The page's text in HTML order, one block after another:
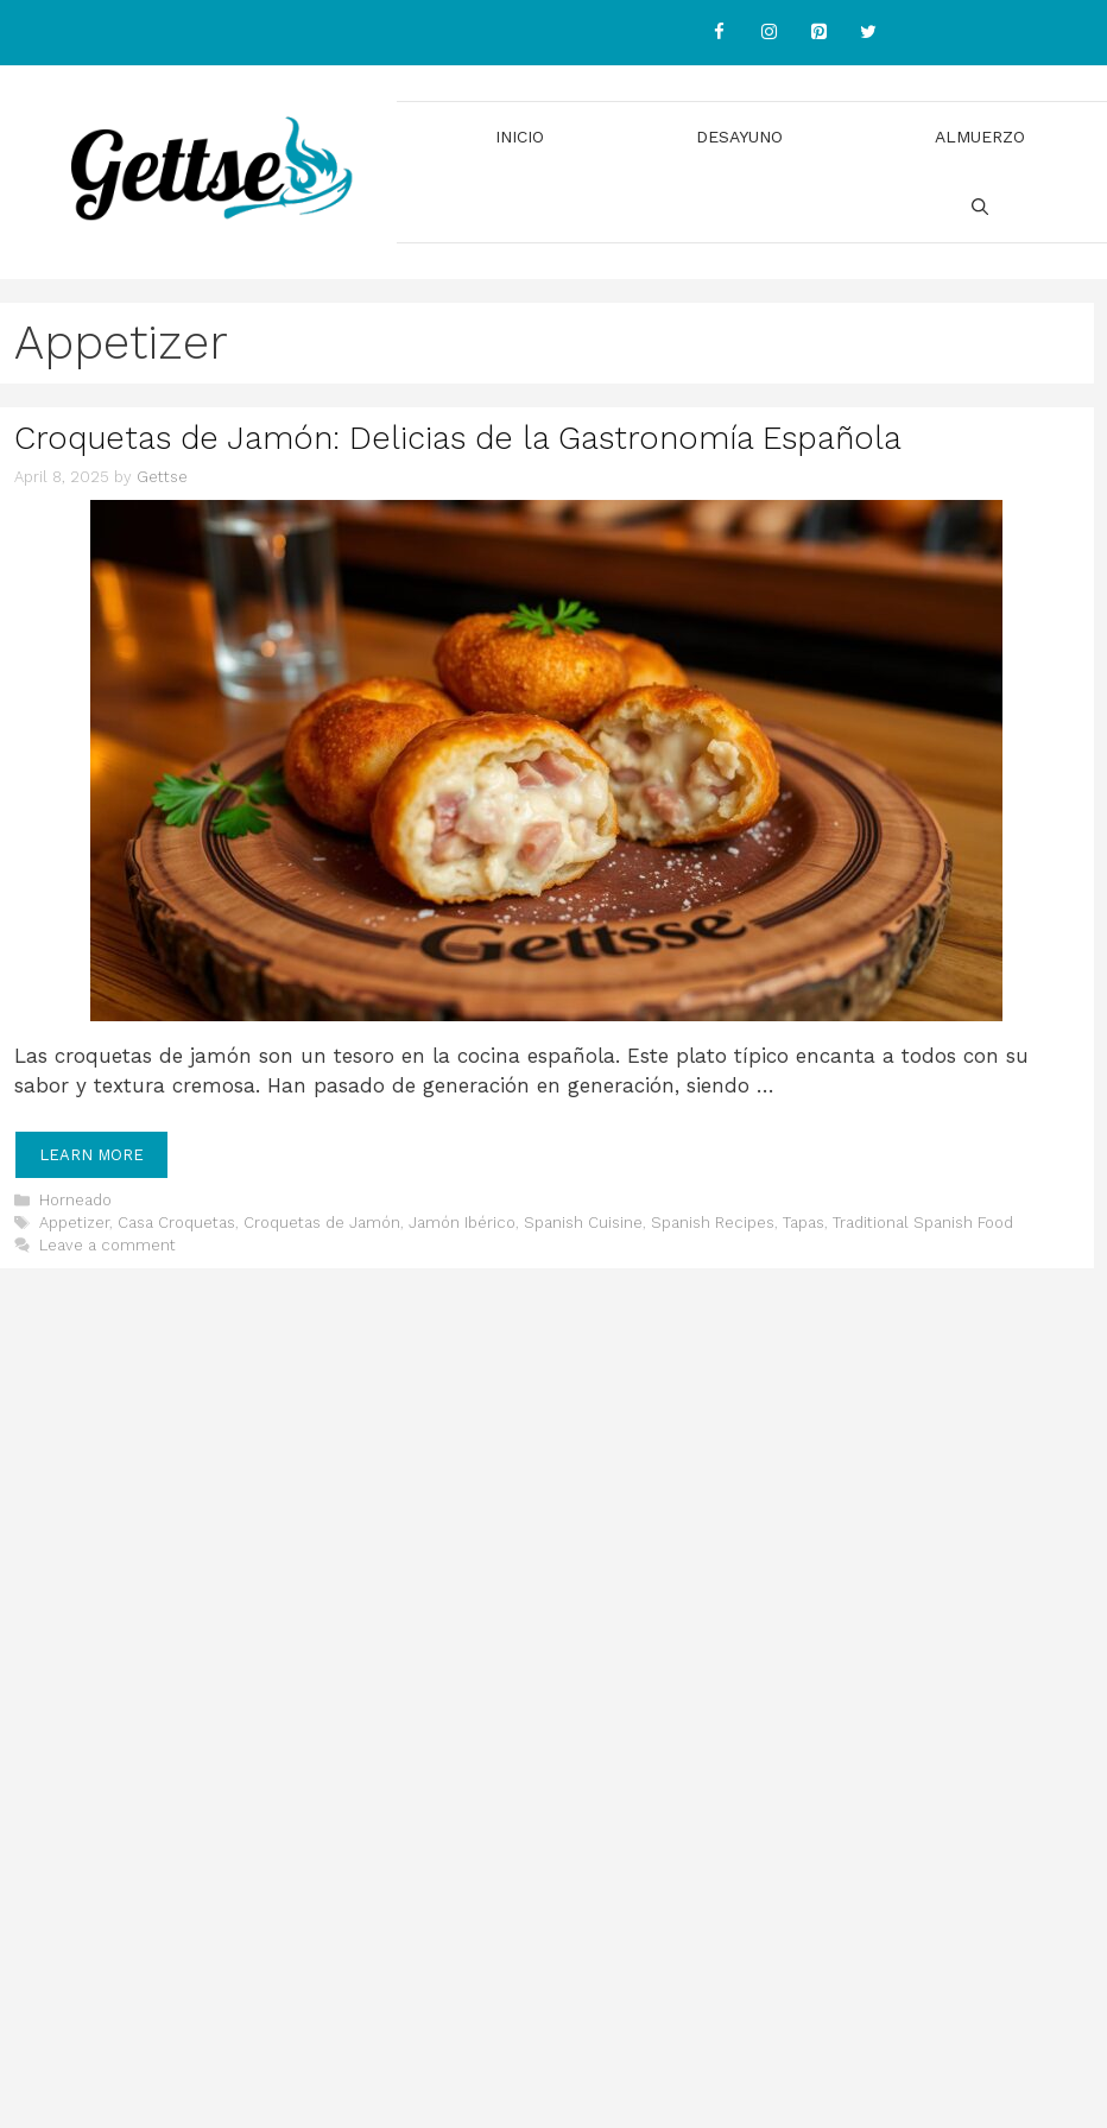
content
INICIO DESAYUNO ALMUERZO
Appetizer
Croquetas de Jamón: Delicias de la Gastronomía Española
April 8, 2025 by Gettse
Las croquetas de jamón son un tesoro en la cocina española. Este plato típico encanta a todos con su
sabor y textura cremosa. Han pasado de generación en generación, siendo …
LEARN MORE
Categories
Horneado
Tags
Appetizer, Casa Croquetas, Croquetas de Jamón, Jamón Ibérico, Spanish Cuisine, Spanish Recipes, Tapas, Traditional Spanish Food
Leave a comment